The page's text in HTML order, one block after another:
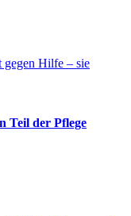
Teil der Pflege